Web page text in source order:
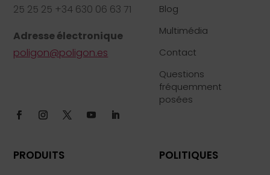
25 25 25 +34 630 06 63 71
Adresse électronique
poligon@poligon.es
Blog
Multimédia
Contact
Questions
fréquemment
posées
PRODUITS POLITIQUES